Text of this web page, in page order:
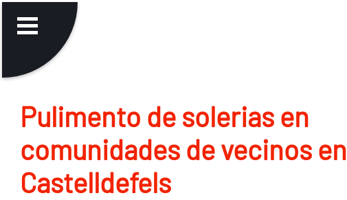
Pulimento de solerias en
comunidades de vecinos en
Castelldefels